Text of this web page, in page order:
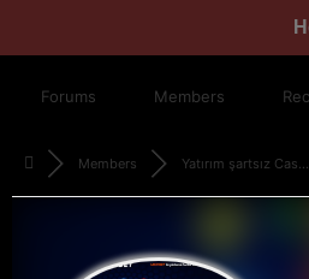
Forums Members
Members Yatırım şartsız Cas...